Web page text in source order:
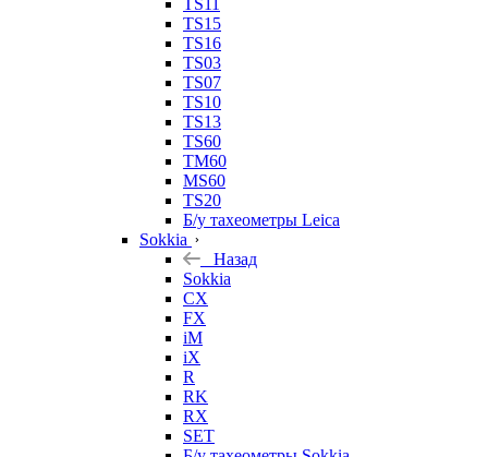
TS11
TS15
TS16
TS03
TS07
TS10
TS13
TS60
TM60
MS60
TS20
Б/у тахеометры Leica
Sokkia
Назад
Sokkia
CX
FX
iM
iX
R
RK
RX
SET